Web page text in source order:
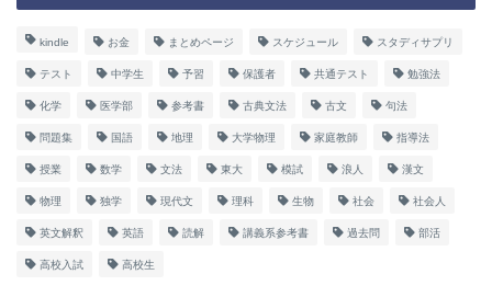
kindle お金 まとめページ スケジュール スタディサプリ
テスト 中学生 予習 保護者 共通テスト 勉強法
化学 医学部 参考書 古典文法 古文 句法
問題集 国語 地理 大学物理 家庭教師 指導法
授業 数学 文法 東大 模試 浪人 漢文
物理 独学 現代文 理科 生物 社会 社会人
英文解釈 英語 読解 講義系参考書 過去問 部活
高校入試 高校生